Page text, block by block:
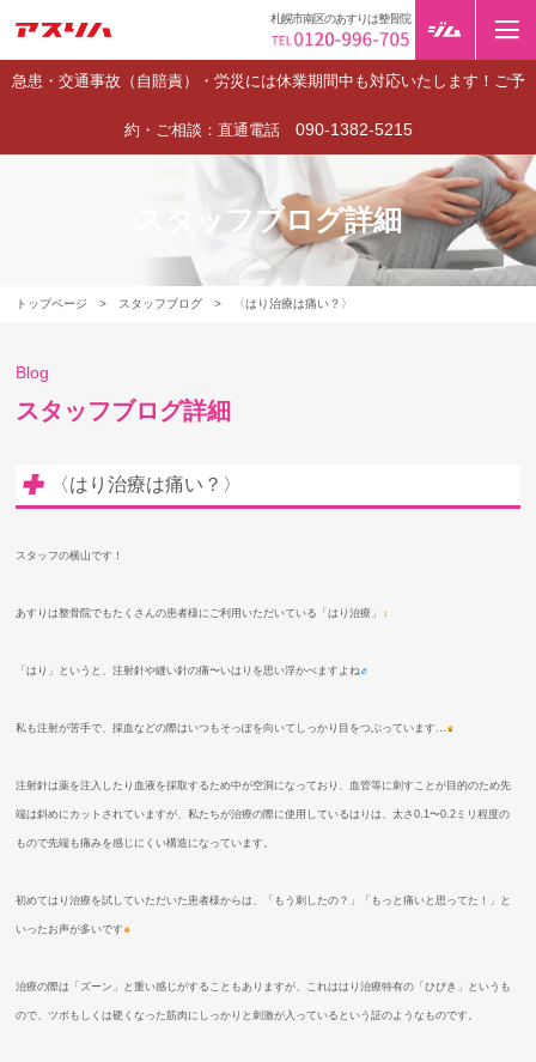
急患・交通事故（自賠責）・労災には休業期間中も対応いたします！ご予
約・ご相談：直通電話 090-1382-5215
札幌市南区のあすりは整骨院
トップページ > スタッフブログ > 〈はり治療は痛い？〉
スタッフブログ詳細
Blog
スタッフブログ詳細
〈はり治療は痛い？〉
スタッフの横山です！
あすりは整骨院でもたくさんの患者様にご利用いただいている「はり治療」
「はり」というと、注射針や縫い針の痛〜いはりを思い浮かべますよね
私も注射が苦手で、採血などの際はいつもそっぽを向いてしっかり目をつぶっています …
注射針は薬を注入したり血液を採取するため中が空洞になっており、血管等に刺すことが目的のため先
端は斜めにカットされていますが、私たちが治療の際に使用しているはりは、太さ0.1〜0.2 ミリ程度の
もので先端も痛みを感じにくい構造になっています。
初めてはり治療を試していただいた患者様からは、「もう刺したの？」「もっと痛いと思ってた！」と
いったお声が多いです
治療の際は「ズーン」と重い感じがすることもありますが、これははり治療特有の「ひびき」というも
ので、ツボもしくは硬くなった筋肉にしっかりと刺激が入っているという証のようなものです。